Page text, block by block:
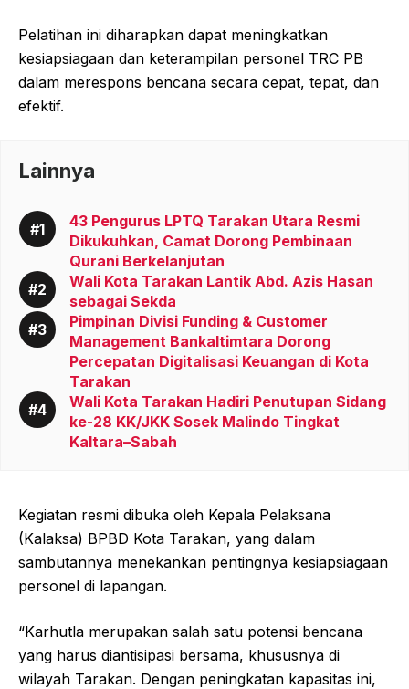
Pelatihan ini diharapkan dapat meningkatkan
kesiapsiagaan dan keterampilan personel TRC PB
dalam merespons bencana secara cepat, tepat, dan
efektif.
Lainnya
43 Pengurus LPTQ Tarakan Utara Resmi
Dikukuhkan, Camat Dorong Pembinaan
Qurani Berkelanjutan
Wali Kota Tarakan Lantik Abd. Azis Hasan
sebagai Sekda
Pimpinan Divisi Funding & Customer
Management Bankaltimtara Dorong
Percepatan Digitalisasi Keuangan di Kota
Tarakan
Wali Kota Tarakan Hadiri Penutupan Sidang
ke-28 KK/JKK Sosek Malindo Tingkat
Kaltara–Sabah
Kegiatan resmi dibuka oleh Kepala Pelaksana
(Kalaksa) BPBD Kota Tarakan, yang dalam
sambutannya menekankan pentingnya kesiapsiagaan
personel di lapangan.
“Karhutla merupakan salah satu potensi bencana
yang harus diantisipasi bersama, khususnya di
wilayah Tarakan. Dengan peningkatan kapasitas ini,